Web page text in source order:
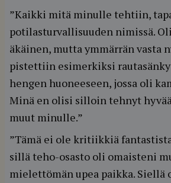
”Kaikki mitä minulle tehtiin,
potilasturvallisuuden nimissä.
äkäinen, mutta ymmärrän vasta
pistettiin esimerkiksi
hengen huoneeseen, jossa oli
Minä en olisi silloin tehnyt
muut minulle.”
”Tämä ei ole kritiikkiä
sillä teho-osasto oli omaisteni
mielettömän upea paikka. Siellä